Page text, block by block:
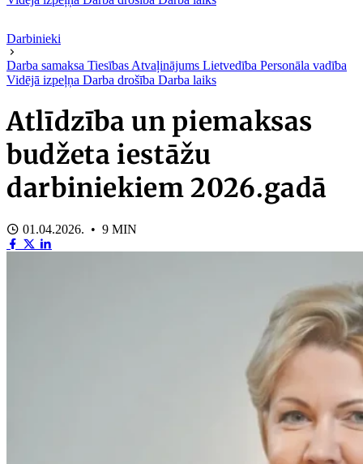
Darbinieki
Darba samaksa Tiesības Atvaļinājums Lietvedība Personāla vadība
Vidējā izpeļņa Darba drošība Darba laiks
Atlīdzība un piemaksas
budžeta iestāžu
darbiniekiem 2026.gadā
01.04.2026. • 9 MIN